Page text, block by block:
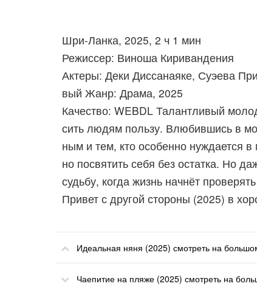
Шри-Ланка, 2025, 2 ч 1 мин
Режиссер: Виноша Киривандения
Актеры: Деки Диссанаяке, Суэева
вый Жанр: Драма, 2025
Качество: WEBDL Талантливый
сить людям пользу. Влюбившись в
ным и тем, кто особенно нуждается
но посвятить себя без остатка. Но
судьбу, когда жизнь начнёт
Привет с другой стороны (2025) в
Идеальная няня (2025) смотреть на
Чаепитие на пляже (2025) смотреть на